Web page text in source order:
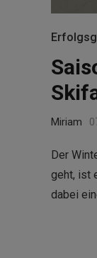
Miriam
Der
geht, ist
dabei